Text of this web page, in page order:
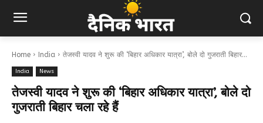
Home India तेजस्वी यादव ने शुरू की ‘बिहार अधिकार यात्रा’, बोले दो गुजराती बिहार...
India News
तेजस्वी यादव ने शुरू की ‘बिहार अधिकार यात्रा’, बोले दो
गुजराती बिहार चला रहे हैं